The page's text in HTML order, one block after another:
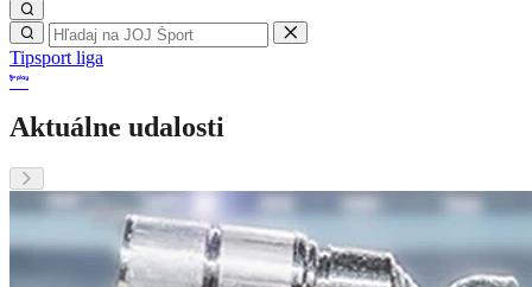
Tipsport liga
Aktuálne udalosti